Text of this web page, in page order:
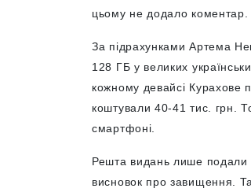
цьому не додало коментар.
За підрахунками Артема
128 ГБ у великих
кожному девайсі Курахове
коштували 40-41 тис. грн.
смартфоні.
Решта видань лише подали
висновок про завищення.